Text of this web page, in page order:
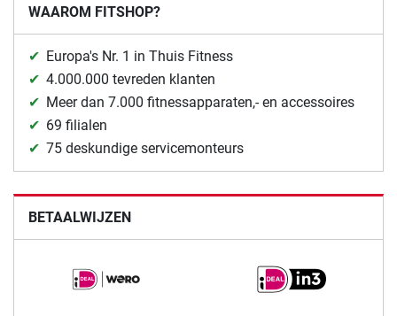
WAAROM FITSHOP?
Europa's Nr. 1 in Thuis Fitness
4.000.000 tevreden klanten
Meer dan 7.000 fitnessapparaten,- en accessoires
69 filialen
75 deskundige servicemonteurs
BETAALWIJZEN